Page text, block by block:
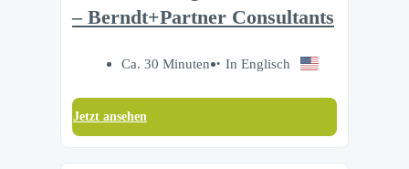
– Berndt+Partner Consultants
Ca. 30 Minuten In Englisch
Jetzt ansehen